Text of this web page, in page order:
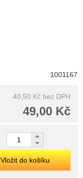
1001167
40,50 Kč bez DPH
49,00 Kč
Vložit do košíku